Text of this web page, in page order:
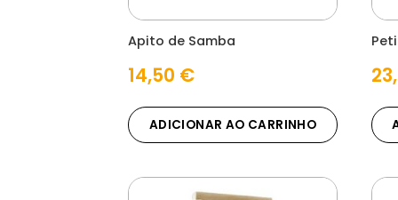
Apito de Samba
14,50 €
ADICIONAR AO CARRINHO